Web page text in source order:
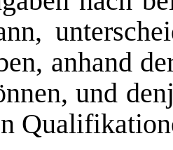
anhand
und